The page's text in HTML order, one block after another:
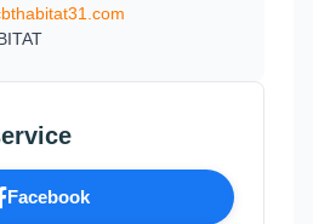
Facebook